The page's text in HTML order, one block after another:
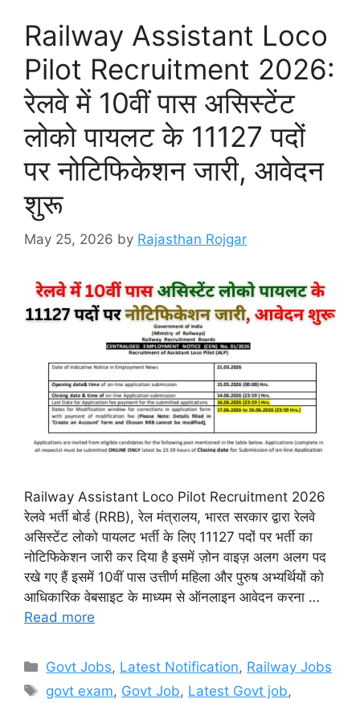
Railway Assistant Loco
Pilot Recruitment 2026:
रेलवे में 10वीं पास असिस्टेंट
लोको पायलट के 11127 पदों
पर नोटिफिकेशन जारी, आवेदन
शुरू
May 25, 2026 by Rajasthan Rojgar
Railway Assistant Loco Pilot Recruitment 2026
रेलवे भर्ती बोर्ड (RRB), रेल मंत्रालय, भारत सरकार द्वारा रेलवे
असिस्टेंट लोको पायलट भर्ती के लिए 11127 पदों पर भर्ती का
नोटिफिकेशन जारी कर दिया है इसमें ज़ोन वाइज़ अलग अलग पद
रखे गए हैं इसमें 10वीं पास उत्तीर्ण महिला और पुरुष अभ्यर्थियों को
आधिकारिक वेबसाइट के माध्यम से ऑनलाइन आवेदन करना …
Read more
Categories
Govt Jobs, Latest Notification, Railway Jobs
Tags
govt exam, Govt Job, Latest Govt job,